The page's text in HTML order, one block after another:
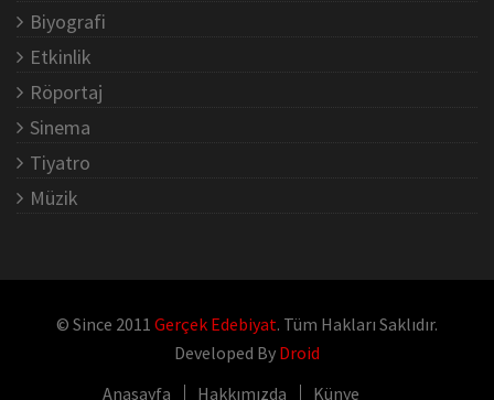
Biyografi
Etkinlik
Röportaj
Sinema
Tiyatro
Müzik
© Since 2011 Gerçek Edebiyat. Tüm Hakları Saklıdır.
Developed By Droid
Anasayfa
Hakkımızda Künye